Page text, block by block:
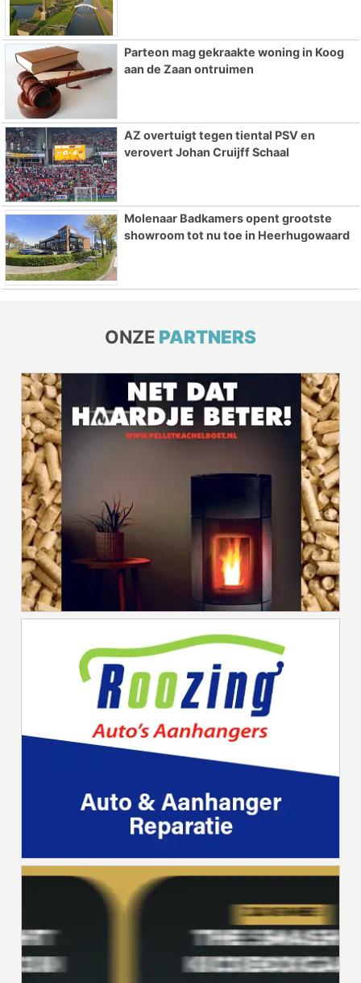
Parteon mag gekraakte woning in Koog
aan de Zaan ontruimen
AZ overtuigt tegen tiental PSV en
verovert Johan Cruijff Schaal
Molenaar Badkamers opent grootste
showroom tot nu toe in Heerhugowaard
ONZE PARTNERS